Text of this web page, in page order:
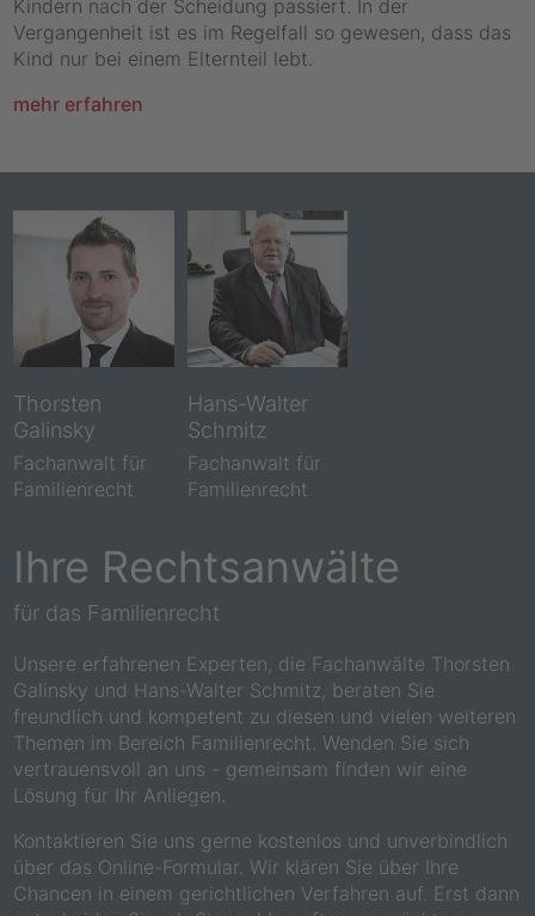
Kindern nach der Scheidung passiert. In der
Vergangenheit ist es im Regelfall so gewesen, dass das
Kind nur bei einem Elternteil lebt.
mehr erfahren
Ihre Rechtsanwälte
für das Familienrecht
Unsere erfahrenen Experten, die Fachanwälte Thorsten
Galinsky und Hans-Walter Schmitz, beraten Sie
freundlich und kompetent zu diesen und vielen weiteren
Themen im Bereich Familienrecht. Wenden Sie sich
vertrauensvoll an uns - gemeinsam finden wir eine
Lösung für Ihr Anliegen.
Kontaktieren Sie uns gerne kostenlos und unverbindlich
über das Online-Formular. Wir klären Sie über Ihre
Chancen in einem gerichtlichen Verfahren auf. Erst dann
Thorsten
Galinsky
Fachanwalt für
Familienrecht
Hans-Walter
Schmitz
Fachanwalt für
Familienrecht